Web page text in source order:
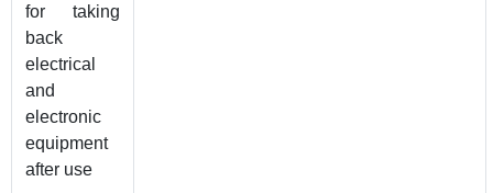
for taking
back
electrical
and
electronic
equipment
after use